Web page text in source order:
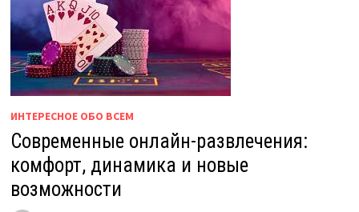
ИНТЕРЕСНОЕ ОБО ВСЕМ
Современные онлайн-развлечения:
комфорт, динамика и новые
возможности